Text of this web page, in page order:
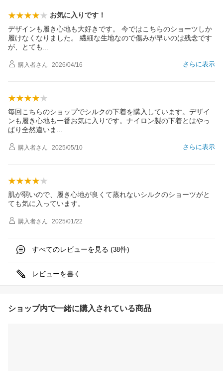
お気に入りです！
デザインも履き心地も大好きです。 今ではこちらのショーツしか
履けなくなりました。 繊細な生地なので傷みが早いのは残念です
が、とても
さらに表示
購入者さん 2026/04/16
毎回こちらのショップでシルクの下着を購入しています。デザイ
ンも履き心地も一番お気に入りです。ナイロン製の下着とはやっ
ぱり全然違いま
さらに表示
購入者さん 2025/05/10
肌が弱いので、履き心地が良くて蒸れないシルクのショーツがと
ても気に入っています。
購入者さん 2025/01/22
すべてのレビューを見る (38件)
レビューを書く
ショップ内で一緒に購入されている商品